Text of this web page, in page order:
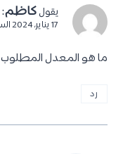
يقول كاظم:
17 يناير، 2024 الساعة 6:31 م
ما هو المعدل المطلوب
رد